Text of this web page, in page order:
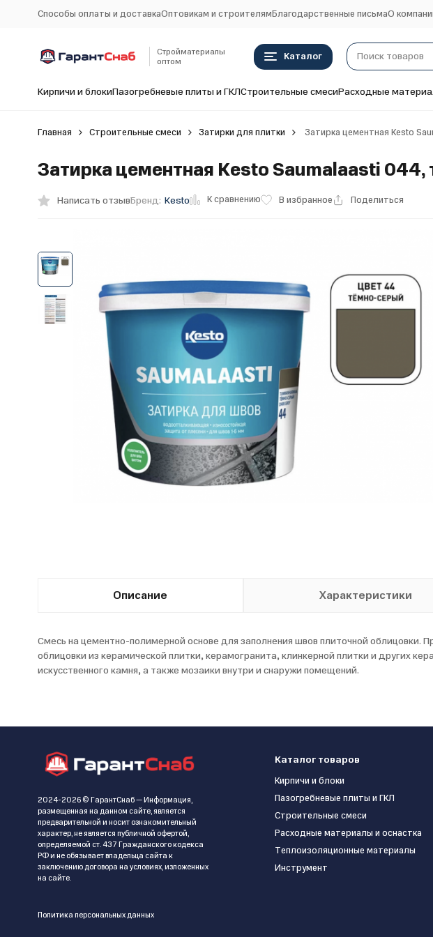
Способы оплаты и доставкаОптовикам и строителямБлагодарственные письмаО
Стройматериалы
оптом
Каталог
Кирпичи и блокиПазогребневые плиты и ГКЛСтроительные смесиРасходные
Главная Строительные смеси Затирки для плитки Затирка цементная Kesto
Затирка цементная Kesto Saumalaasti 044,
Написать отзывБренд: Kesto К сравнению В избранное Поделиться
Описание Характеристики
Смесь на цементно-полимерной основе для заполнения швов плиточной облицовки.
облицовки из керамической плитки, керамогранита, клинкерной плитки и других
искусственного камня, а также мозаики внутри и снаружи помещений.
2024-2026 © ГарантСнаб — Информация,
размещенная на данном сайте, является
предварительной и носит ознакомительный
характер, не является публичной офертой,
определяемой ст. 437 Гражданского кодекса
РФ и не обязывает владельца сайта к
заключению договора на условиях, изложенных
на сайте.
Политика персональных данных
Каталог товаров
Кирпичи и блоки
Пазогребневые плиты и ГКЛ
Строительные смеси
Расходные материалы и оснастка
Теплоизоляционные материалы
Инструмент